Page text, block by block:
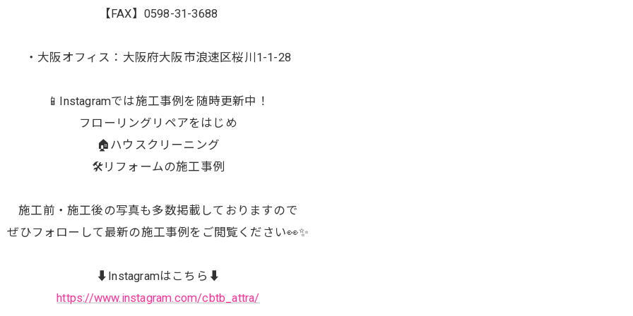
【FAX】0598-31-3688
・大阪オフィス：大阪府大阪市浪速区桜川1-1-28
📱Instagramでは施工事例を随時更新中！
フローリングリペアをはじめ
🏠ハウスクリーニング
🛠️リフォームの施工事例
施工前・施工後の写真も多数掲載しておりますので
ぜひフォローして最新の施工事例をご閲覧ください👀✨
⬇️Instagramはこちら⬇️
https://www.instagram.com/cbtb_attra/